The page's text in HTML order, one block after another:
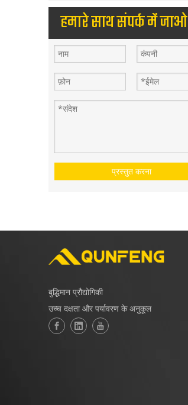
हमारे साथ संपर्क में जाओ
प्रस्तुत करना
बुद्धिमान प्रौद्योगिकी
उच्च दक्षता और पर्यावरण के अनुकूल